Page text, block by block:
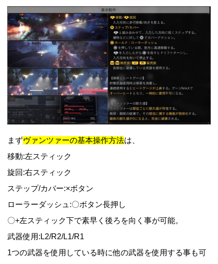
まずヴァンツァーの基本操作方法は、
移動:左スティック
旋回:右スティック
ステップ/カバー:×ボタン
ローラーダッシュ:〇ボタン長押し
〇+左スティック下で素早く後ろを向く事が可能。
武器使用:L2/R2/L1/R1
1つの武器を使用している時に他の武器を使用する事も可